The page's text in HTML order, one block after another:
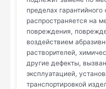
пределах гарантийного
распространяется на
повреждения,
воздействием
растворителей,
другие дефекты,
эксплуатацией,
транспортировкой